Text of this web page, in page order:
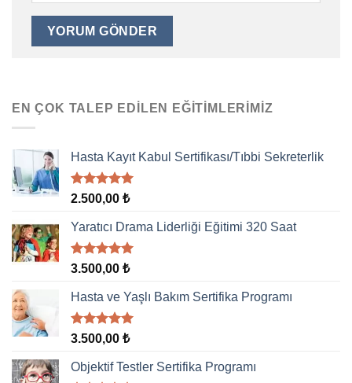
EN ÇOK TALEP EDILEN EĞITIMLERIMIZ
Hasta Kayıt Kabul Sertifikası/Tıbbi Sekreterlik
5 üzerinden
aldı
2.500,00 ₺
Yaratıcı Drama Liderliği Eğitimi 320 Saat
5 üzerinden
aldı
3.500,00 ₺
Hasta ve Yaşlı Bakım Sertifika Programı
5 üzerinden
aldı
3.500,00 ₺
Objektif Testler Sertifika Programı